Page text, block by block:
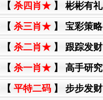
【 杀四肖★ 】 彬彬有礼
【 杀三肖★ 】 宝彩策略
【 杀二肖★ 】 跟踪发财
【 杀一肖★ 】 高手研究
【 平特二码 】 步步发财